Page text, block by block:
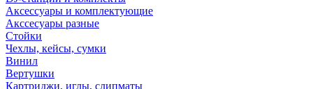
Аксессуары и комплектующие
Акссесуары разные
Стойки
Чехлы, кейсы, сумки
Винил
Вертушки
Картриджи, иглы, слипматы